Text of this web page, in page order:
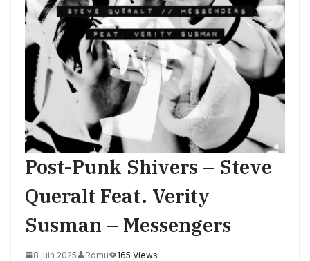
Post-Punk Shivers – Steve
Queralt Feat. Verity
Susman – Messengers
8 juin 2025 Romu 165 Views